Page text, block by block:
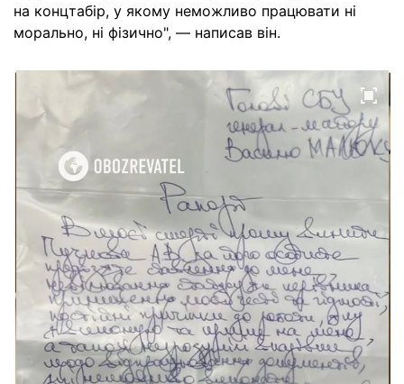
на концтабір, у якому неможливо працювати ні
морально, ні фізично", — написав він.